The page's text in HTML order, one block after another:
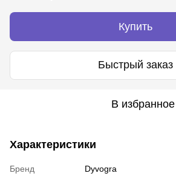
Купить
Быстрый заказ
В избранное
Характеристики
Бренд
Dyvogra